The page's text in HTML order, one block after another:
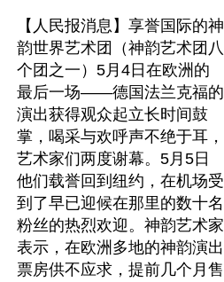
【人民报消息】享誉国际的神
韵世界艺术团（神韵艺术团八
个团之一）5月4日在欧洲的
最后一场——德国法兰克福的
演出获得观众起立长时间鼓
掌，喝采与欢呼声不绝于耳，
艺术家们两度谢幕。5月5日
他们载誉回到纽约，在机场受
到了早已迎候在那里的数十名
粉丝的热烈欢迎。神韵艺术家
表示，在欧洲多地的神韵演出
票房供不应求，提前几个月售